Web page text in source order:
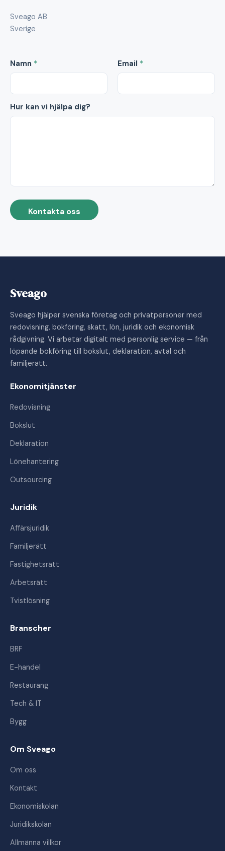
Sveago AB
Sverige
Namn * Email *
Hur kan vi hjälpa dig?
Kontakta oss
Sveago
Sveago hjälper svenska företag och privatpersoner med
redovisning, bokföring, skatt, lön, juridik och ekonomisk
rådgivning. Vi arbetar digitalt med personlig service — från
löpande bokföring till bokslut, deklaration, avtal och
familjerätt.
Ekonomitjänster
Redovisning
Bokslut
Deklaration
Lönehantering
Outsourcing
Juridik
Affärsjuridik
Familjerätt
Fastighetsrätt
Arbetsrätt
Tvistlösning
Branscher
BRF
E-handel
Restaurang
Tech & IT
Bygg
Om Sveago
Om oss
Kontakt
Ekonomiskolan
Juridikskolan
Allmänna villkor